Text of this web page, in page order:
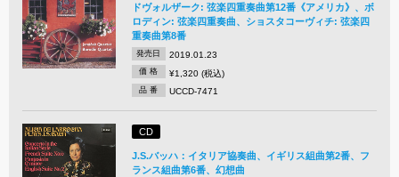
ドヴォルザーク: 弦楽四重奏曲第12番《アメリカ》、ボ
ロディン: 弦楽四重奏曲、ショスタコーヴィチ: 弦楽四
重奏曲第8番
発売日 2019.01.23
価 格 ¥1,320 (税込)
品 番 UCCD-7471
CD
J.S.バッハ：イタリア協奏曲、イギリス組曲第2番、フ
ランス組曲第6番、幻想曲